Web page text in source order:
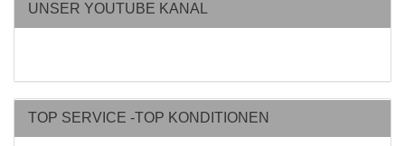
UNSER YOUTUBE KANAL
TOP SERVICE -TOP KONDITIONEN